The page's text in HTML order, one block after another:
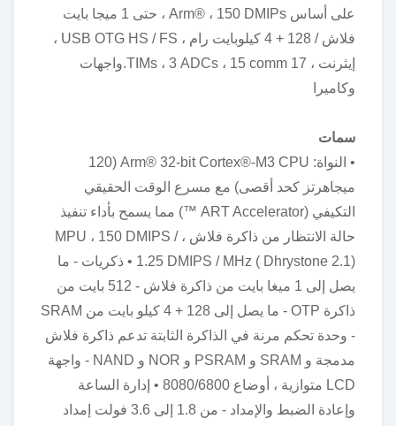
على أساس Arm® ، 150 DMIPs ، حتى 1 ميجا بايت
فلاش / 128 + 4 كيلوبايت رام ، USB OTG HS / FS ،
إيثرنت ، 17 TIMs ، 3 ADCs ، 15 comm.واجهات
وكاميرا
سمات
• النواة: Arm® 32-bit Cortex®-M3 CPU (120
ميجاهرتز كحد أقصى) مع مسرع الوقت الحقيقي
التكيفي (ART Accelerator ™) مما يسمح بأداء تنفيذ
حالة الانتظار من ذاكرة فلاش ، MPU ، 150 DMIPS /
1.25 DMIPS / MHz ( Dhrystone 2.1) • ذكريات - ما
يصل إلى 1 ميغا بايت من ذاكرة فلاش - 512 بايت من
ذاكرة OTP - ما يصل إلى 128 + 4 كيلو بايت من SRAM
- وحدة تحكم مرنة في الذاكرة الثابتة تدعم ذاكرة فلاش
مدمجة و SRAM و PSRAM و NOR و NAND - واجهة
LCD متوازية ، أوضاع 8080/6800 • إدارة الساعة
وإعادة الضبط والإمداد - من 1.8 إلى 3.6 فولت إمداد